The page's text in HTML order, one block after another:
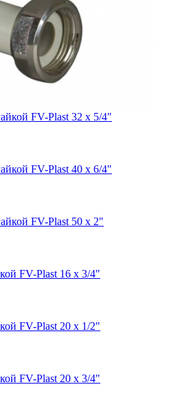
FV-Plast 32 x 5/4"
FV-Plast 40 x 6/4"
FV-Plast 50 x 2"
FV-Plast 16 x 3/4"
FV-Plast 20 x 1/2"
FV-Plast 20 x 3/4"